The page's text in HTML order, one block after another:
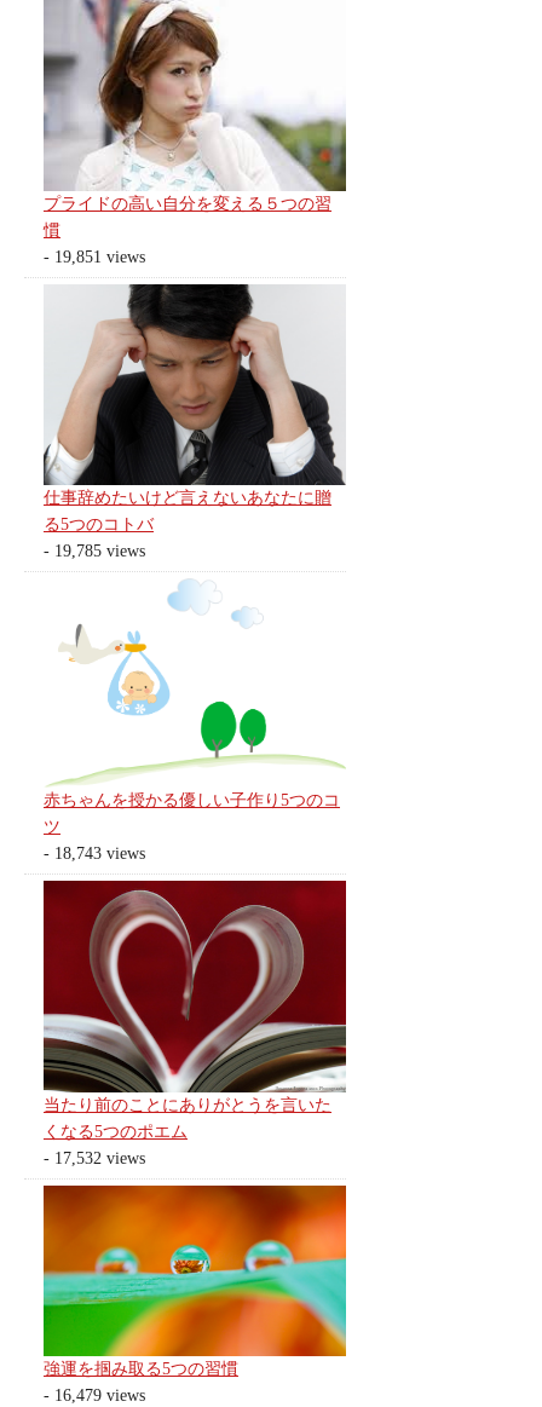
プライドの高い自分を変える５つの習
慣
- 19,851 views
仕事辞めたいけど言えないあなたに贈
る5つのコトバ
- 19,785 views
赤ちゃんを授かる優しい子作り5つのコ
ツ
- 18,743 views
当たり前のことにありがとうを言いた
くなる5つのポエム
- 17,532 views
強運を掴み取る5つの習慣
- 16,479 views